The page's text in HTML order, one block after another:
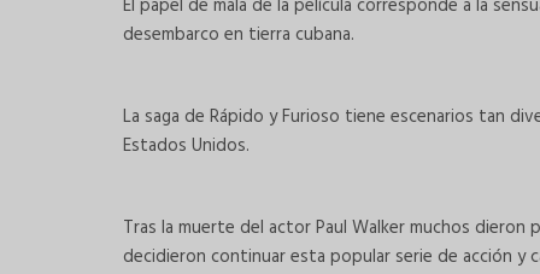
El papel de mala de la película corresponde a la
desembarco en tierra cubana.
La saga de Rápido y Furioso tiene escenarios tan
Estados Unidos.
Tras la muerte del actor Paul Walker muchos
decidieron continuar esta popular serie de acción y